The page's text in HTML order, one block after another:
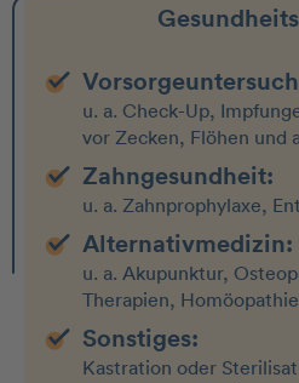
u. a. Check-Up,
vor Zecken, Flöhen und
Zahngesundheit:
u. a. Zahnprophylaxe,
Alternativmedizin:
u. a. Akupunktur,
Therapien, Homöopathie
Sonstiges:
Kastration oder